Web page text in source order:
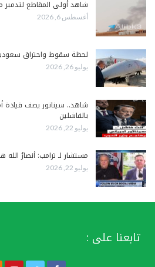
شاهد أولى المقاطع لتدمير
أغسطس 6, 2026
لحظة سقوط واحتراق
يوليو 26, 2026
شاهد.. سيناتور يصف قيادة
بالفاشلين
يوليو 22, 2026
مستشار لـ ترامب: أنصارُ
يوليو 22, 2026
تابعنا على :